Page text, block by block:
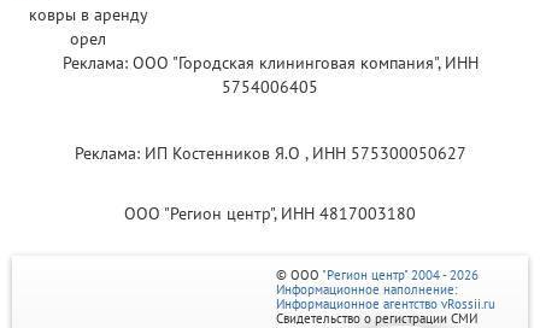
Реклама: ООО "Городская клининговая компания", ИНН
5754006405
Реклама: ИП Костенников Я.О , ИНН 575300050627
ООО "Регион центр", ИНН 4817003180
© ООО "Регион центр" 2004 - 2026
Информационное наполнение:
Информационное агентство vRossii.ru
Свидетельство о регистрации СМИ